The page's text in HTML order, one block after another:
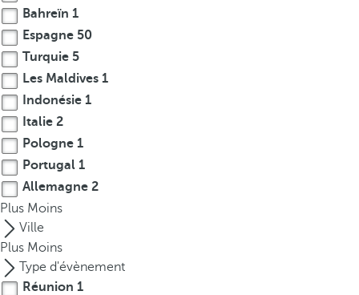
r
r
o
w
k
e
y
t
n
a
v
i
g
a
Bahreïn 1
Espagne 50
Turquie 5
Les Maldives 1
Indonésie 1
Italie 2
Pologne 1
Portugal 1
Allemagne 2
Plus Moins
Ville
Plus Moins
Type d'évènement
Réunion 1